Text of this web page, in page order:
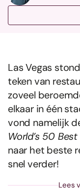
Las Vegas
teken van
zoveel
elkaar in één
vond namelijk
World’s 50
naar het beste
snel verder!
Lees